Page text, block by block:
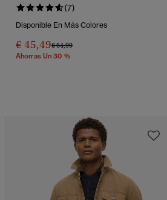
(7)
Disponible En Más Colores
€ 45,49Precio Rebajado De
€ 64,99A
Ahorras Un 30 %